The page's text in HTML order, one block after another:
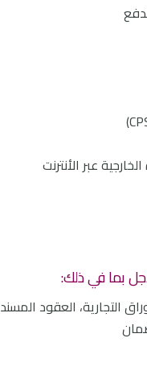
عبر الأنترنت
بما في ذلك:
التجارية، العقود